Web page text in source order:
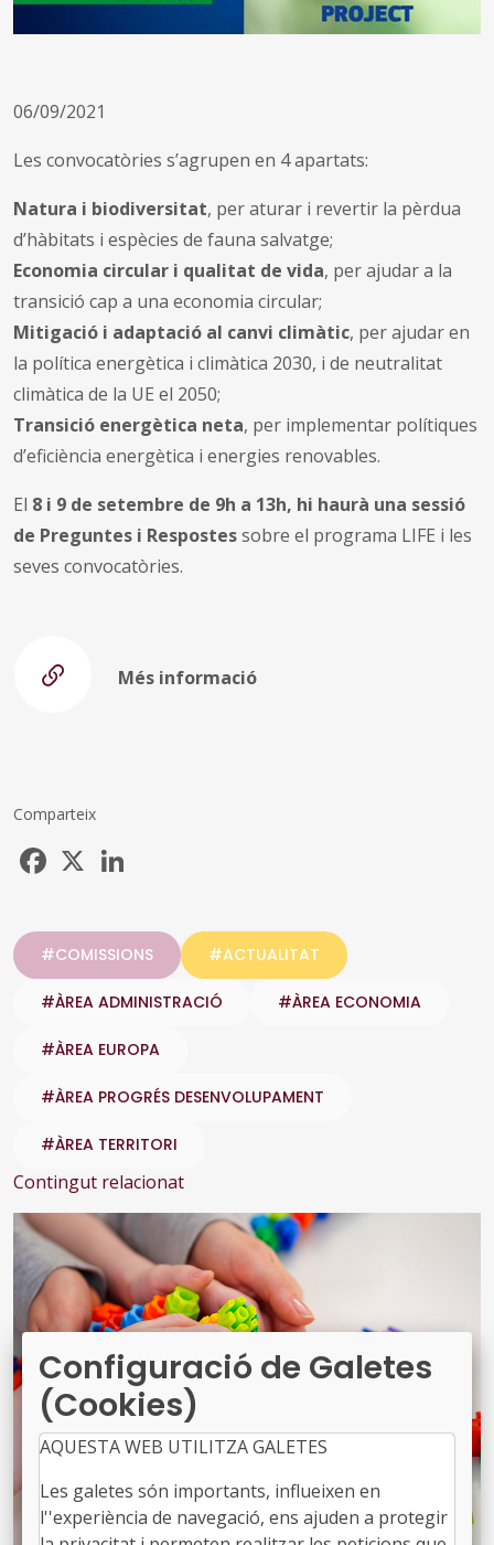
06/09/2021
Les convocatòries s’agrupen en 4 apartats:
Natura i biodiversitat, per aturar i revertir la pèrdua
d’hàbitats i espècies de fauna salvatge;
Economia circular i qualitat de vida, per ajudar a la
transició cap a una economia circular;
Mitigació i adaptació al canvi climàtic, per ajudar en
la política energètica i climàtica 2030, i de neutralitat
climàtica de la UE el 2050;
Transició energètica neta, per implementar polítiques
d’eficiència energètica i energies renovables.
El 8 i 9 de setembre de 9h a 13h, hi haurà una sessió
de Preguntes i Respostessobre el programa LIFE i les
seves convocatòries.
Més informació
Comparteix
Facebook
#COMISSIONS #ACTUALITAT
#ÀREA ADMINISTRACIÓ #ÀREA ECONOMIA
#ÀREA EUROPA
#ÀREA PROGRÉS DESENVOLUPAMENT
#ÀREA TERRITORI
Contingut relacionat
Configuració de Galetes
(Cookies)
AQUESTA WEB UTILITZA GALETES
Les galetes són importants, influeixen en
l''experiència de navegació, ens ajuden a protegir